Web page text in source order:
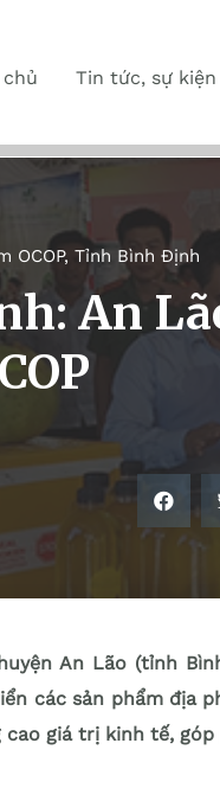
Tin tức, sự kiện
OCOP, Tỉnh Bình Định
An
An Lão (tỉnh
các sản phẩm địa
cao giá trị kinh tế,